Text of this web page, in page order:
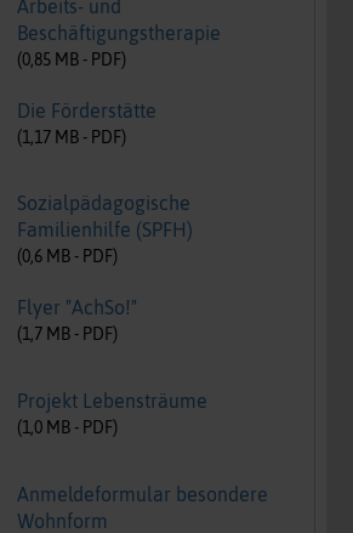
Arbeits- und
Beschäftigungstherapie
(0,85 MB - PDF)
Die Förderstätte
(1,17 MB - PDF)
Sozialpädagogische
Familienhilfe (SPFH)
(0,6 MB - PDF)
Flyer "AchSo!"
(1,7 MB - PDF)
Projekt Lebensträume
(1,0 MB - PDF)
Anmeldeformular besondere
Wohnform